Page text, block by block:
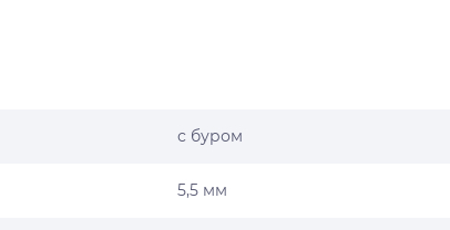
с буром
5,5 мм